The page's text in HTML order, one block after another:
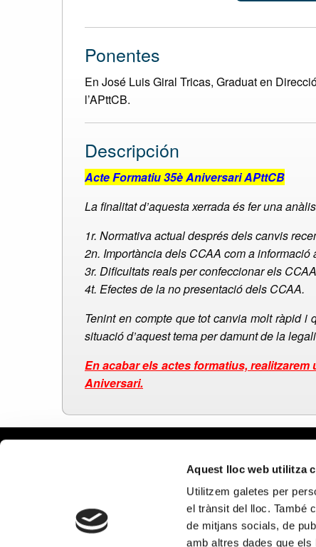
Aquest lloc web utilitza
Utilitzem galetes per
el trànsit del lloc. També
de mitjans socials, de
amb altres dades que
Ponentes
En José Luis Giral Tricas, Graduat en
l’APttCB.
Descripción
Acte Formatiu 35è Aniversari APttCB
La finalitat d’aquesta xerrada és fer una
1r. Normativa actual després dels canvis
2n. Importància dels CCAA com a
3r. Dificultats reals per confeccionar els
4t. Efectes de la no presentació dels CCAA.
Tenint en compte que tot canvia molt ràpid
situació d’aquest tema per damunt de la
En acabar els actes formatius,
Aniversari.
Política
Política
en